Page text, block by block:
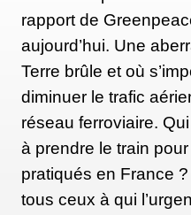
rapport de
aujourd’hui. Une
Terre brûle et où
diminuer le trafic
réseau ferroviaire.
à prendre le train
pratiqués en France
tous ceux à qui